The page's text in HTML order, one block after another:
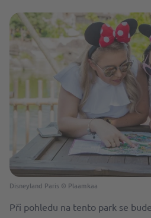
Disneyland Paris © Plaamkaa
Při pohledu na tento park se